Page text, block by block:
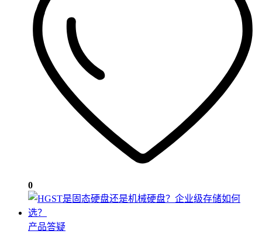
0
产品答疑